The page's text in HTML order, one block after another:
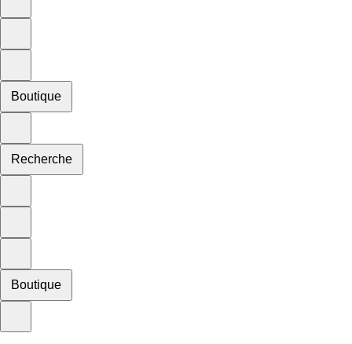
Boutique
Recherche
Boutique